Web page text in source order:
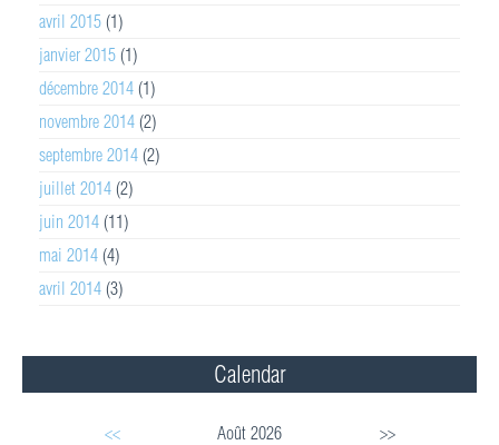
avril 2015 (1)
janvier 2015 (1)
décembre 2014 (1)
novembre 2014 (2)
septembre 2014 (2)
juillet 2014 (2)
juin 2014 (11)
mai 2014 (4)
avril 2014 (3)
Calendar
<< Août 2026
>>